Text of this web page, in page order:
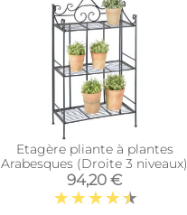
Etagère pliante à plantes
Arabesques (Droite 3 niveaux)
94,20 €